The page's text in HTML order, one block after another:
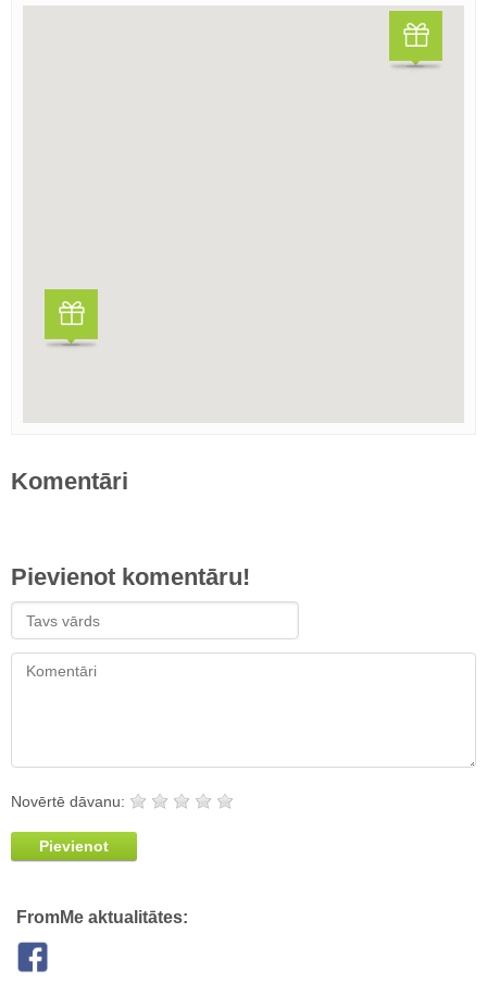
Komentāri
Pievienot komentāru!
Novērtē dāvanu:
Pievienot
FromMe aktualitātes: